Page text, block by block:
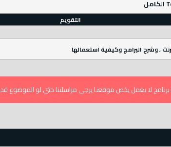
التقويم
, وشرح البرامج وكيفية استعمالها
لا يعمل يخص موقعنا يرجى مراسلتنا حتى لو الموضوع